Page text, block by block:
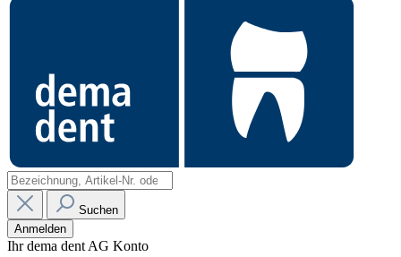
Suchen
Anmelden
Ihr dema dent AG Konto